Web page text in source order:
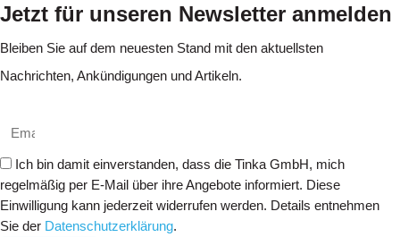
Jetzt für unseren Newsletter anmelden
Bleiben Sie auf dem neuesten Stand mit den aktuellsten
Nachrichten, Ankündigungen und Artikeln.
Ich bin damit einverstanden, dass die Tinka GmbH, mich
regelmäßig per E-Mail über ihre Angebote informiert. Diese
Einwilligung kann jederzeit widerrufen werden. Details entnehmen
Sie der Datenschutzerklärung.